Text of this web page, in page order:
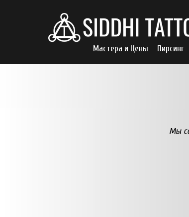
Мастера и Цены Пирсинг
Мы